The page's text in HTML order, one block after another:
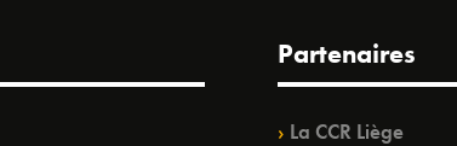
Partenaires
La CCR Liège